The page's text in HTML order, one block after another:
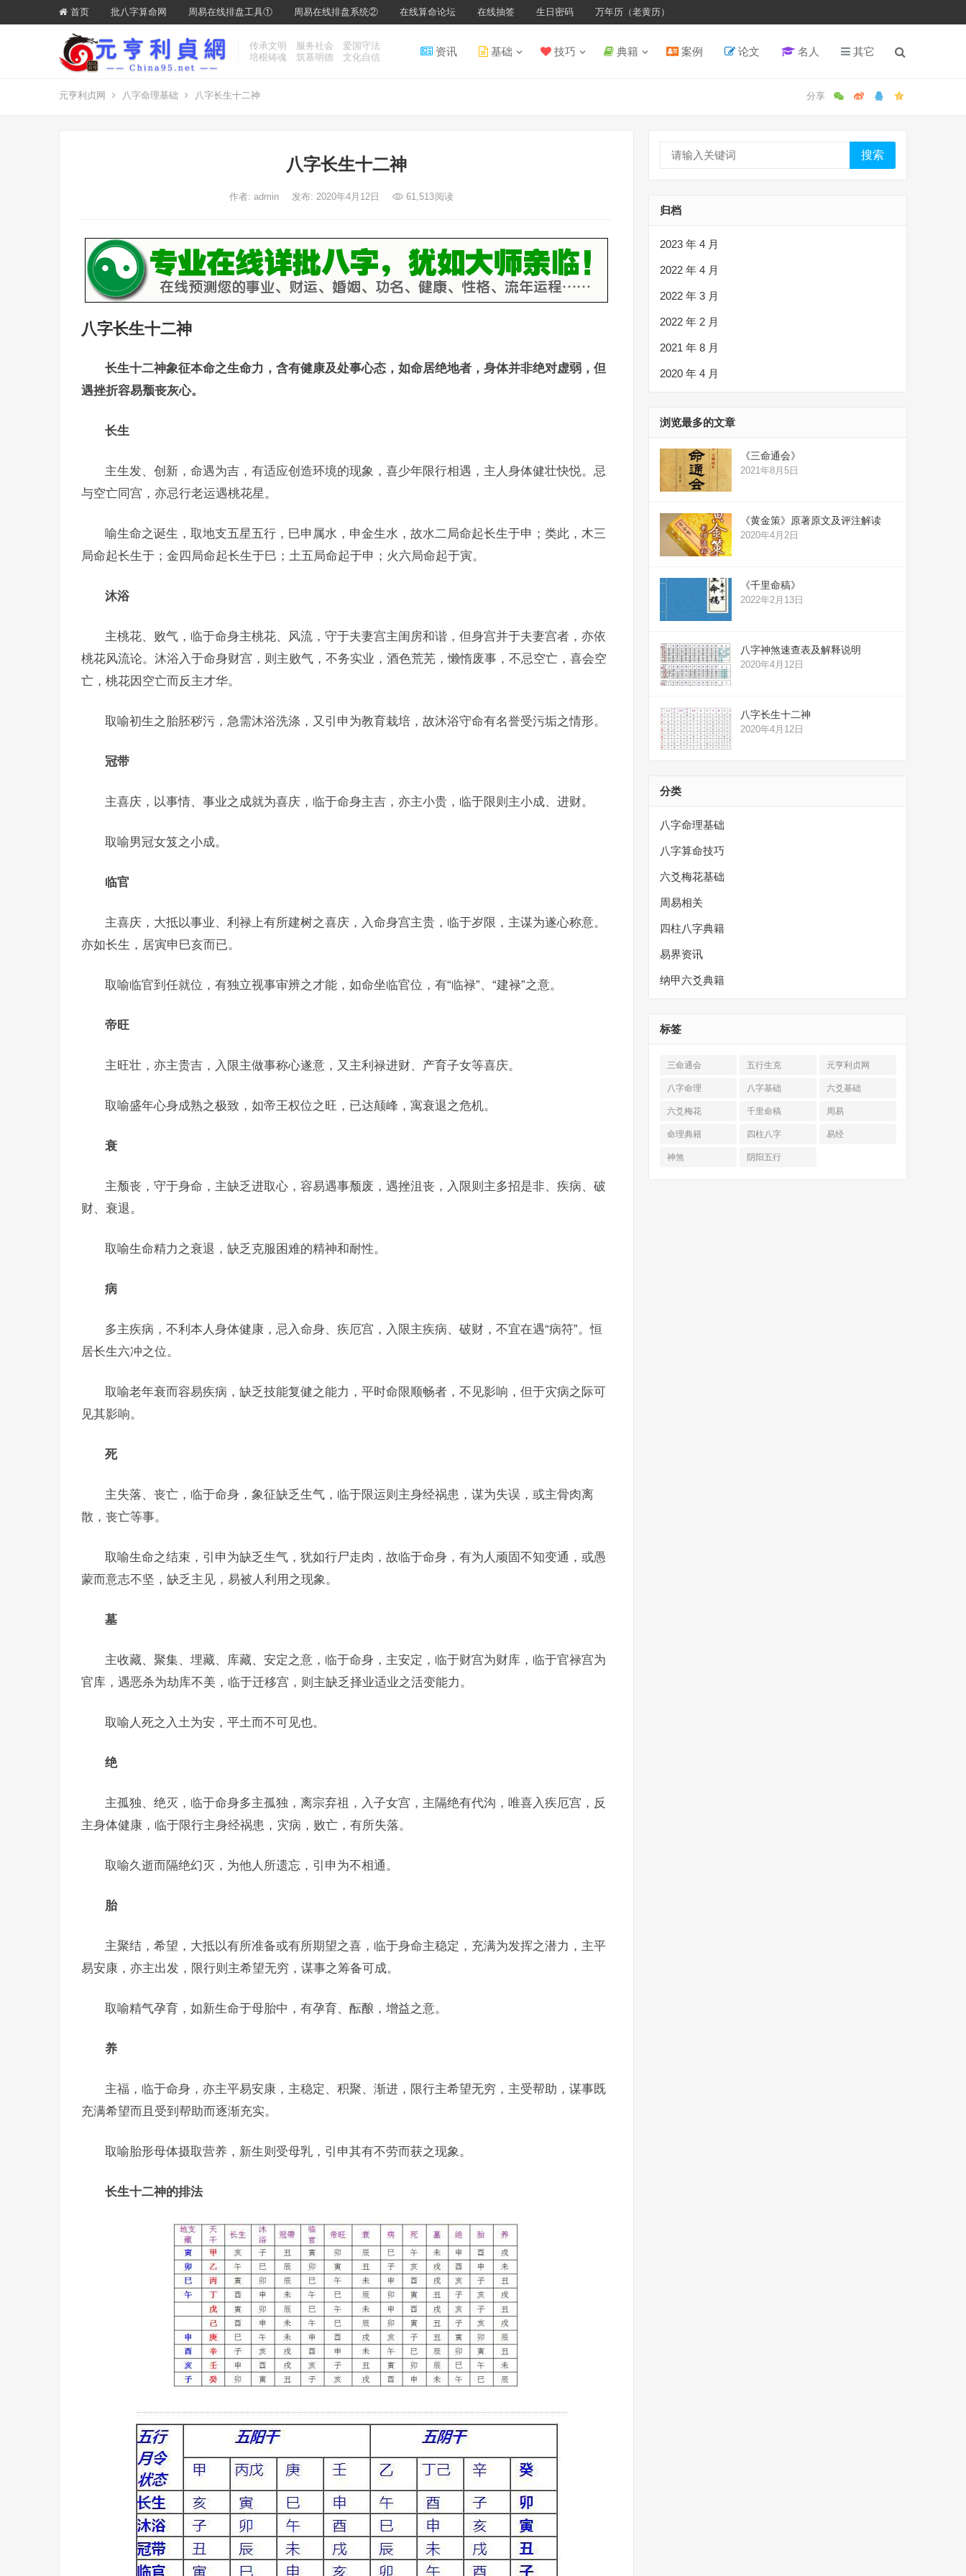
首页 批八字算命网 周易在线排盘工具① 周易在线排盘系统② 在线算命论坛 在线抽签 生日密码 万年历（老黄历）
传承文明 服务社会 爱国守法
培根铸魂 筑基明德 文化自信
资讯 基础 技巧 典籍 案例 论文 名人 其它
元亨利贞网 八字命理基础 八字长生十二神
八字长生十二神
作者: admin 发布: 2020年4月12日 61,513阅读
八字长生十二神
长生十二神象征本命之生命力，含有健康及处事心态，如命居绝地者，身体并非绝对虚弱，但
遇挫折容易颓丧灰心。
长生
主生发、创新，命遇为吉，有适应创造环境的现象，喜少年限行相遇，主人身体健壮快悦。忌
与空亡同宫，亦忌行老运遇桃花星。
喻生命之诞生，取地支五星五行，巳申属水，申金生水，故水二局命起长生于申；类此，木三
局命起长生于；金四局命起长生于巳；土五局命起于申；火六局命起于寅。
沐浴
主桃花、败气，临于命身主桃花、风流，守于夫妻宫主闺房和谐，但身宫并于夫妻宫者，亦依
桃花风流论。沐浴入于命身财宫，则主败气，不务实业，酒色荒芜，懒惰废事，不忌空亡，喜会空
亡，桃花因空亡而反主才华。
取喻初生之胎胚秽污，急需沐浴洗涤，又引申为教育栽培，故沐浴守命有名誉受污垢之情形。
冠带
主喜庆，以事情、事业之成就为喜庆，临于命身主吉，亦主小贵，临于限则主小成、进财。
取喻男冠女笈之小成。
临官
主喜庆，大抵以事业、利禄上有所建树之喜庆，入命身宫主贵，临于岁限，主谋为遂心称意。
亦如长生，居寅申巳亥而已。
取喻临官到任就位，有独立视事审辨之才能，如命坐临官位，有“临禄”、“建禄”之意。
帝旺
主旺壮，亦主贵吉，入限主做事称心遂意，又主利禄进财、产育子女等喜庆。
取喻盛年心身成熟之极致，如帝王权位之旺，已达颠峰，寓衰退之危机。
衰
主颓丧，守于身命，主缺乏进取心，容易遇事颓废，遇挫沮丧，入限则主多招是非、疾病、破
财、衰退。
取喻生命精力之衰退，缺乏克服困难的精神和耐性。
病
多主疾病，不利本人身体健康，忌入命身、疾厄宫，入限主疾病、破财，不宜在遇“病符”。恒
居长生六冲之位。
取喻老年衰而容易疾病，缺乏技能复健之能力，平时命限顺畅者，不见影响，但于灾病之际可
见其影响。
死
主失落、丧亡，临于命身，象征缺乏生气，临于限运则主身经祸患，谋为失误，或主骨肉离
散，丧亡等事。
取喻生命之结束，引申为缺乏生气，犹如行尸走肉，故临于命身，有为人顽固不知变通，或愚
蒙而意志不坚，缺乏主见，易被人利用之现象。
墓
主收藏、聚集、埋藏、库藏、安定之意，临于命身，主安定，临于财宫为财库，临于官禄宫为
官库，遇恶杀为劫库不美，临于迁移宫，则主缺乏择业适业之活变能力。
取喻人死之入土为安，平土而不可见也。
绝
主孤独、绝灭，临于命身多主孤独，离宗弃祖，入子女宫，主隔绝有代沟，唯喜入疾厄宫，反
主身体健康，临于限行主身经祸患，灾病，败亡，有所失落。
取喻久逝而隔绝幻灭，为他人所遗忘，引申为不相通。
胎
主聚结，希望，大抵以有所准备或有所期望之喜，临于身命主稳定，充满为发挥之潜力，主平
易安康，亦主出发，限行则主希望无穷，谋事之筹备可成。
取喻精气孕育，如新生命于母胎中，有孕育、酝酿，增益之意。
养
主福，临于命身，亦主平易安康，主稳定、积聚、渐进，限行主希望无穷，主受帮助，谋事既
充满希望而且受到帮助而逐渐充实。
取喻胎形母体摄取营养，新生则受母乳，引申其有不劳而获之现象。
长生十二神的排法
搜索
归档
2023 年 4 月
2022 年 4 月
2022 年 3 月
2022 年 2 月
2021 年 8 月
2020 年 4 月
浏览最多的文章
《三命通会》
2021年8月5日
《黄金策》原著原文及评注解读
2020年4月2日
《千里命稿》
2022年2月13日
八字神煞速查表及解释说明
2020年4月12日
八字长生十二神
2020年4月12日
分类
八字命理基础
八字算命技巧
六爻梅花基础
周易相关
四柱八字典籍
易界资讯
纳甲六爻典籍
标签
三命通会 五行生克 元亨利贞网
八字命理 八字基础 六爻基础
六爻梅花 千里命稿 周易
命理典籍 四柱八字 易经
神煞 阴阳五行